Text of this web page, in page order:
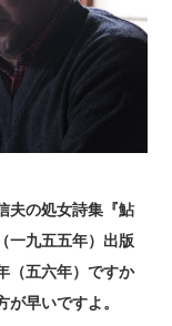
の処女詩集『鮎
九五五年）出版
（五六年）ですか
早いですよ。